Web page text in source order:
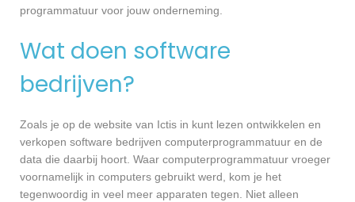
programmatuur voor jouw onderneming.
Wat doen software
bedrijven?
Zoals je op de website van Ictis in kunt lezen ontwikkelen en
verkopen software bedrijven computerprogrammatuur en de
data die daarbij hoort. Waar computerprogrammatuur vroeger
voornamelijk in computers gebruikt werd, kom je het
tegenwoordig in veel meer apparaten tegen. Niet alleen